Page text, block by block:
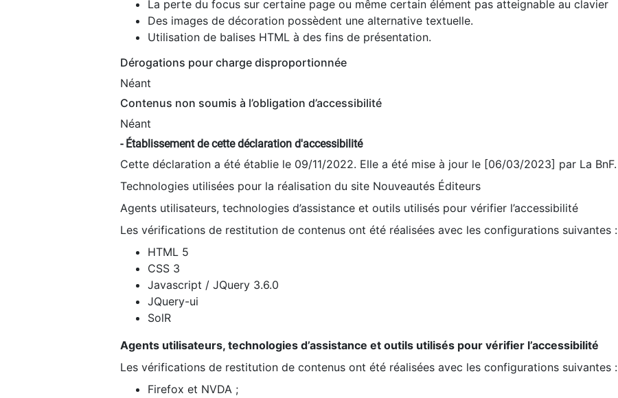
La perte du focus sur certaine page ou même certain élément pas atteignable au clavier
Des images de décoration possèdent une alternative textuelle.
Utilisation de balises HTML à des fins de présentation.
Dérogations pour charge disproportionnée
Néant
Contenus non soumis à l’obligation d’accessibilité
Néant
- Établissement de cette déclaration d'accessibilité
Cette déclaration a été établie le 09/11/2022. Elle a été mise à jour le [06/03/2023] par La BnF.
Technologies utilisées pour la réalisation du site Nouveautés Éditeurs
Agents utilisateurs, technologies d’assistance et outils utilisés pour vérifier l’accessibilité
Les vérifications de restitution de contenus ont été réalisées avec les configurations suivantes :
HTML 5
CSS 3
Javascript / JQuery 3.6.0
JQuery-ui
SolR
Agents utilisateurs, technologies d’assistance et outils utilisés pour vérifier l’accessibilité
Les vérifications de restitution de contenus ont été réalisées avec les configurations suivantes :
Firefox et NVDA ;